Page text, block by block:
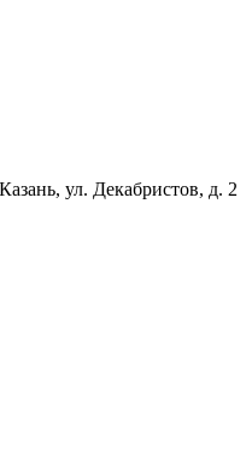
ул. Декабристов, д. 2